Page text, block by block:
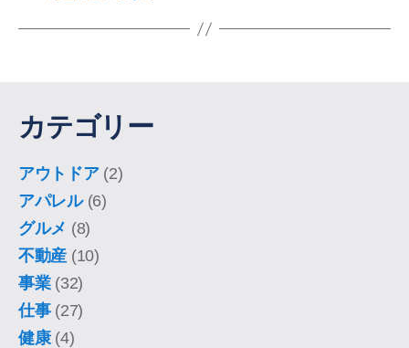
カテゴリー
アウトドア(2)
アパレル(6)
グルメ (8)
不動産 (10)
事業(32)
仕事(27)
健康(4)